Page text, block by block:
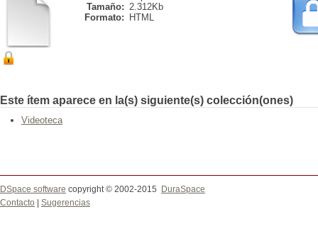
Tamaño: 2.312Kb
Formato:
HTML
Este ítem aparece en la(s) siguiente(s) colección(ones)
Videoteca
DSpace software copyright © 2002-2015
DuraSpace
Contacto
Sugerencias